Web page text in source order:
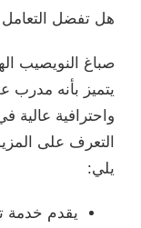
هل تفضل
صباغ النويصيب
يتميز بأنه
واحترافية عالية
التعرف على
يلي:
يقدم خدمة